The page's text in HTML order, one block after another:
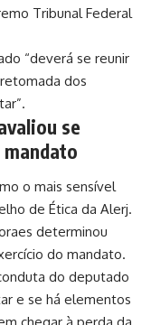
Tribunal Federal
“deverá se reunir
dos
se
mandato
o mais sensível
de Ética da Alerj.
determinou
do mandato.
do deputado
e se há elementos